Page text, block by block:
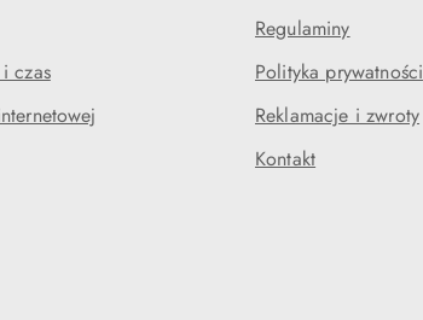
czas
Regulaminy
Polityka prywatności
Reklamacje i zwroty
Kontakt